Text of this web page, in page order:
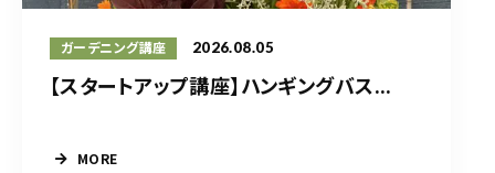
ガーデニング講座 2026.08.05
【スタートアップ講座】ハンギングバス...
MORE